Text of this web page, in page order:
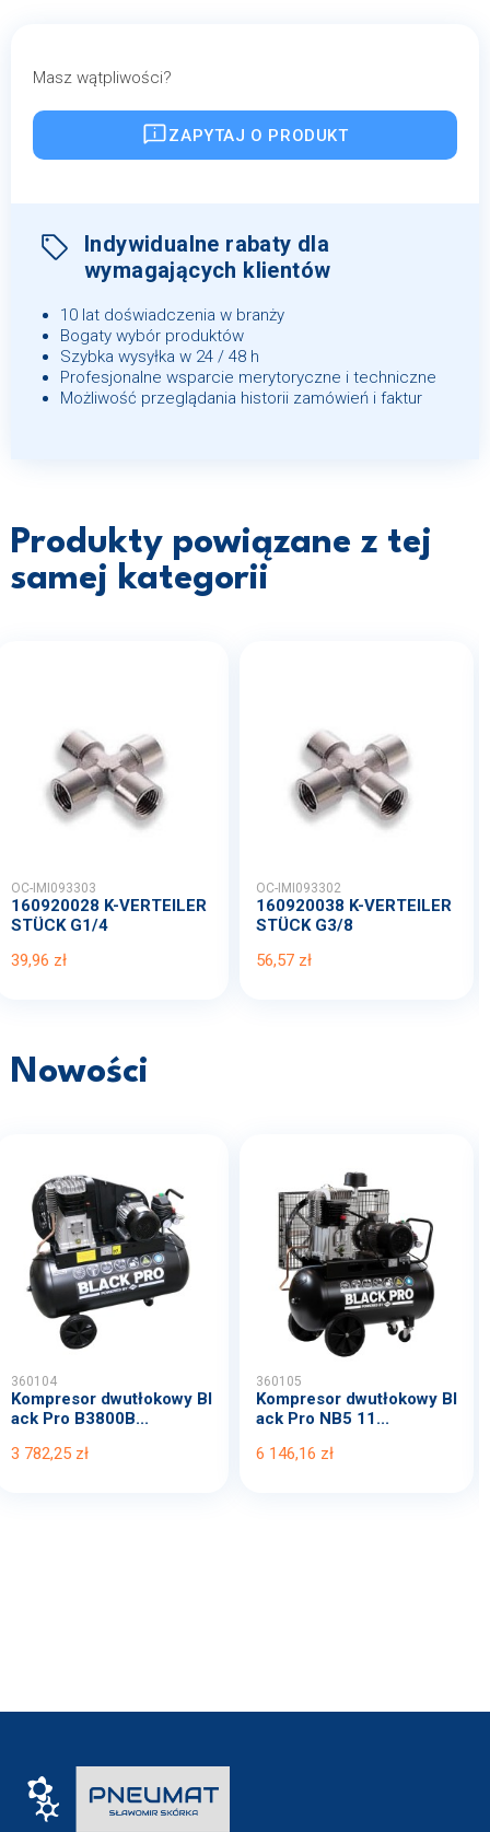
Masz wątpliwości?
ZAPYTAJ O PRODUKT
Indywidualne rabaty dla
wymagających klientów
10 lat doświadczenia w branży
Bogaty wybór produktów
Szybka wysyłka w 24 / 48 h
Profesjonalne wsparcie merytoryczne i techniczne
Możliwość przeglądania historii zamówień i faktur
Produkty powiązane z tej
samej kategorii
OC-IMI093303
160920028 K-VERTEILER
STÜCK G1/4
39,96 zł
OC-IMI093302
160920038 K-VERTEILER
STÜCK G3/8
56,57 zł
Nowości
360104
Kompresor dwutłokowy Bl
ack Pro B3800B...
3 782,25 zł
360105
Kompresor dwutłokowy Bl
ack Pro NB5 11...
6 146,16 zł